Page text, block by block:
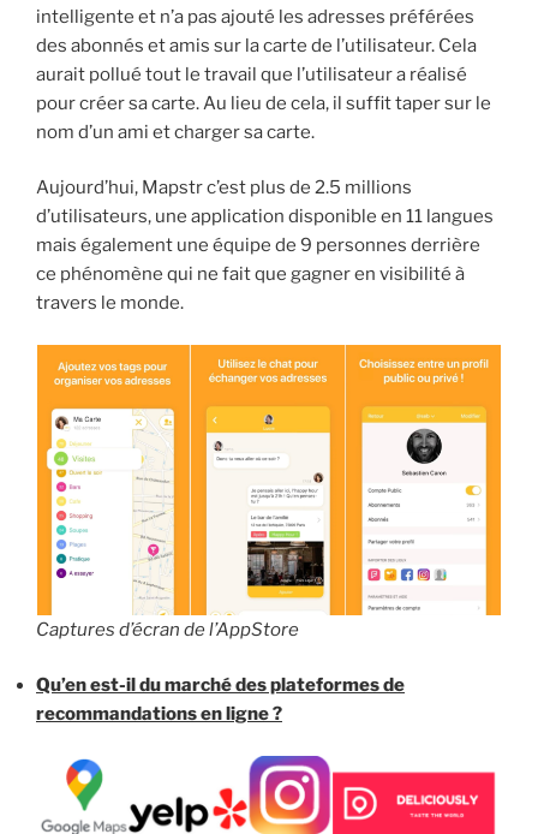
intelligente et n’a pas ajouté les adresses préférées
des abonnés et amis sur la carte de l’utilisateur. Cela
aurait pollué tout le travail que l’utilisateur a réalisé
pour créer sa carte. Au lieu de cela, il suffit taper sur le
nom d’un ami et charger sa carte.
Aujourd’hui, Mapstr c’est plus de 2.5 millions
d’utilisateurs, une application disponible en 11 langues
mais également une équipe de 9 personnes derrière
ce phénomène qui ne fait que gagner en visibilité à
travers le monde.
Captures d’écran de l’AppStore
Qu’en est-il du marché des plateformes de
recommandations en ligne ?